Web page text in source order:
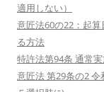
適用しない）
意匠法60の22：起
る方法
特許法第94条 通常
意匠法 第29条の2 令